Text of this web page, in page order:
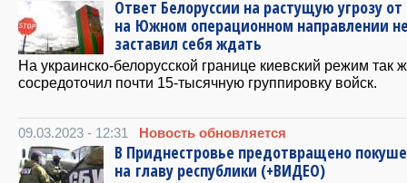
Ответ Белоруссии на растущую угрозу
на Южном операционном направлении
заставил себя ждать
На украинско-белорусской границе киевский режим так
сосредоточил почти 15-тысячную группировку войск.
09.03.2023 - 12:31 Новость обновляется
В Приднестровье предотвращено
на главу республики (+ВИДЕО)